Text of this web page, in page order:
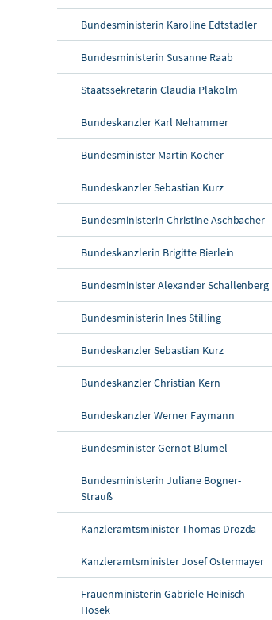
Bundesministerin Karoline Edtstadler
Bundesministerin Susanne Raab
Staatssekretärin Claudia Plakolm
Bundeskanzler Karl Nehammer
Bundesminister Martin Kocher
Bundeskanzler Sebastian Kurz
Bundesministerin Christine Aschbacher
Bundeskanzlerin Brigitte Bierlein
Bundesminister Alexander Schallenberg
Bundesministerin Ines Stilling
Bundeskanzler Sebastian Kurz
Bundeskanzler Christian Kern
Bundeskanzler Werner Faymann
Bundesminister Gernot Blümel
Bundesministerin Juliane Bogner-
Strauß
Kanzleramtsminister Thomas Drozda
Kanzleramtsminister Josef Ostermayer
Frauenministerin Gabriele Heinisch-
Hosek